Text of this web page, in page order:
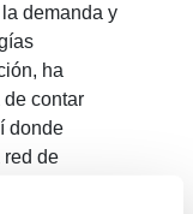
demanda y
ha
contar
donde
red de